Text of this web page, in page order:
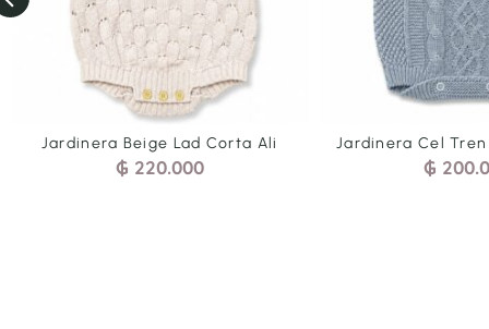
Lad Corta Ali Jardinera Cel Tren Arr Corta Bra